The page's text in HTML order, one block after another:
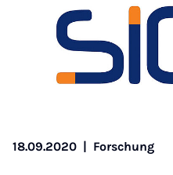
18.09.2020 | Forschung